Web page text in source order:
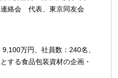
代表、東京同友会
万円、社員数：240名、
する食品包装資材の企画・